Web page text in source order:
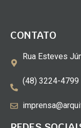
CONTATO
Rua Esteves
(48) 3224-4799